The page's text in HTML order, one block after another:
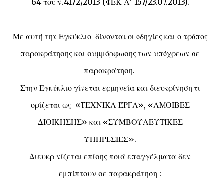
64 του ν.4172/2013 (ΦΕΚ Α’ 167/23.07.2013).
Με αυτή την Εγκύκλιο δίνονται οι οδηγίες και ο τρόπος
παρακράτησης και συμμόρφωσης των υπόχρεων σε
παρακράτηση.
Στην Εγκύκλιο γίνεται ερμηνεία και διευκρίνηση τι
ορίζεται ως «ΤΕΧΝΙΚΑ ΈΡΓΑ», «ΑΜΟΙΒΕΣ
ΔΙΟΙΚΗΣΗΣ» και «ΣΥΜΒΟΥΛΕΥΤΙΚΕΣ
ΥΠΗΡΕΣΙΕΣ».
Διευκρινίζεται επίσης ποιά επαγγέλματα δεν
εμπίπτουν σε παρακράτηση :